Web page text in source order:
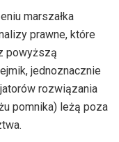
marszałka
prawne, które
powyższą
jednoznacznie
rozwiązania
pomnika) leżą poza